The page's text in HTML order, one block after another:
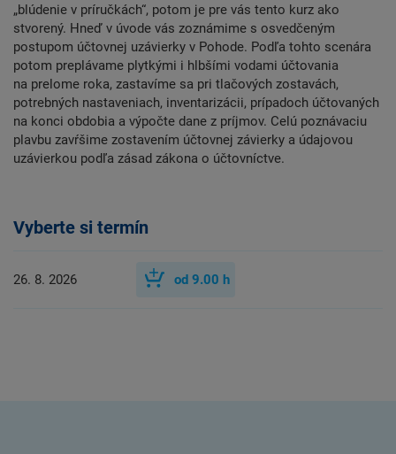
Vyberte si termín
26. 8. 2026 od 9.00 h
„blúdenie v príručkách“, potom je pre vás tento kurz ako
stvorený. Hneď v úvode vás zoznámime s osvedčeným
postupom účtovnej uzávierky v Pohode. Podľa tohto scenára
potom preplávame plytkými i hlbšími vodami účtovania
na prelome roka, zastavíme sa pri tlačových zostavách,
potrebných nastaveniach, inventarizácii, prípadoch účtovaných
na konci obdobia a výpočte dane z príjmov. Celú poznávaciu
plavbu zavŕšime zostavením účtovnej závierky a údajovou
uzávierkou podľa zásad zákona o účtovníctve.